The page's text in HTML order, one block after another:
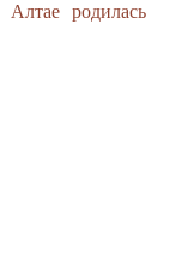
родилась